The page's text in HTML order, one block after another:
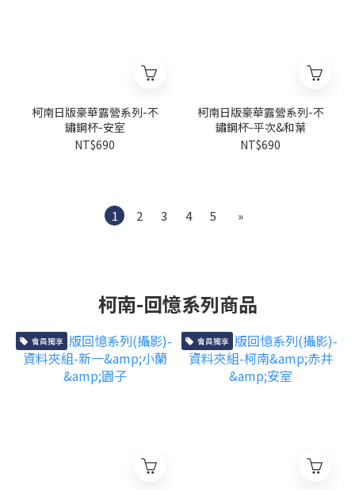
柯南日版豪華露營系列-不
鏽鋼杯-安室
NT$690
柯南日版豪華露營系列-不
鏽鋼杯-平次&和葉
NT$690
1 2 3 4 5 »
柯南-回憶系列商品
會員獨享 會員獨享